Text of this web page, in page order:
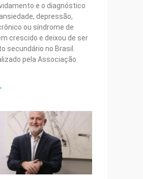
e o diagnóstico
depressão,
ou síndrome de
crescido e deixou de ser
secundário no Brasil.
pela Associação